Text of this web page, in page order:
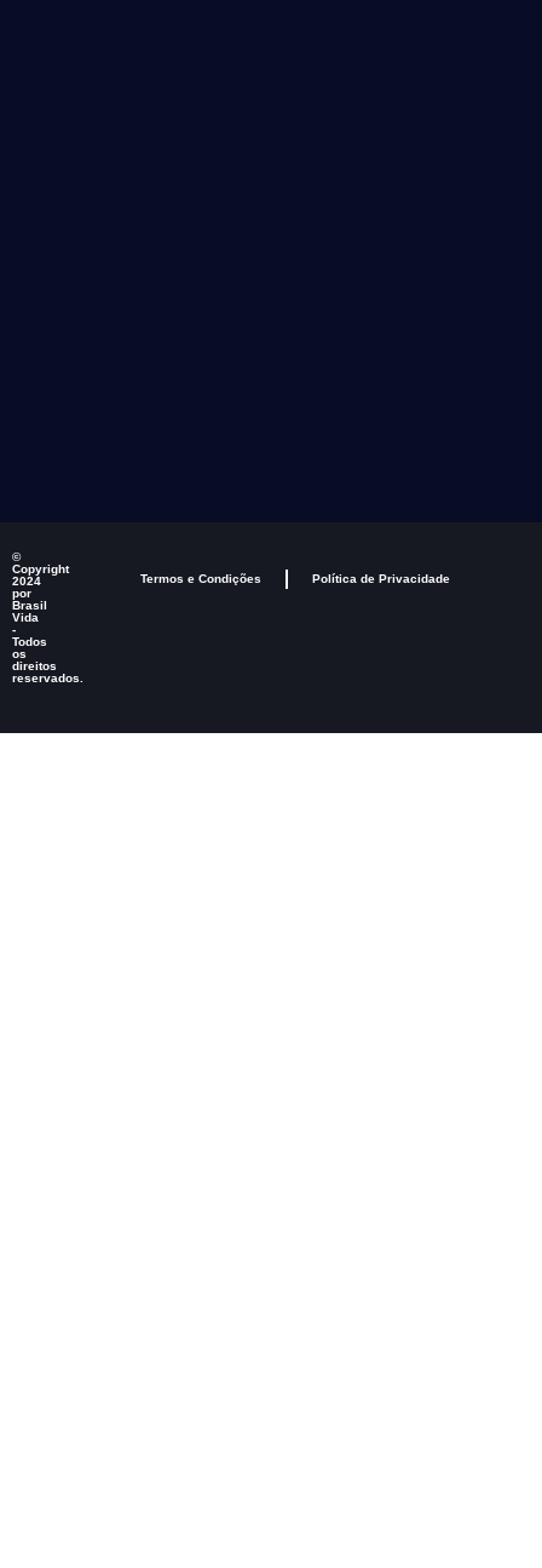
©
Copyright
2024
por
Brasil
Vida
-
Todos
os
direitos
reservados.
Termos e Condições Política de Privacidade